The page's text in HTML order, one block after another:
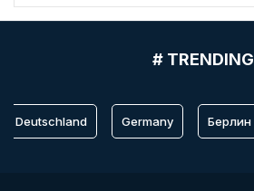
# TRENDING
Deutschland Germany Берлин